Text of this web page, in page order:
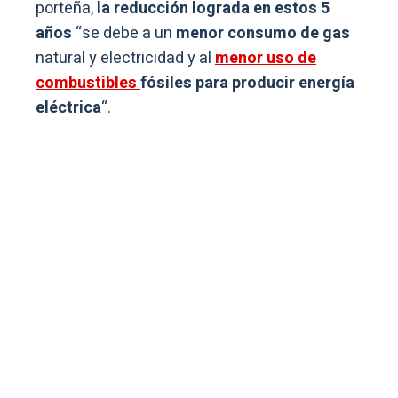
porteña,la reducción lograda en estos 5
años “se debe a un menor consumo de gas
natural y electricidad y almenor uso de
combustiblesfósiles para producir energía
eléctrica“.